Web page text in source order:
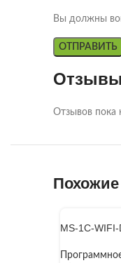
Отзывы
Отзывов пока
Вы должны
Похожие
MS-1C-